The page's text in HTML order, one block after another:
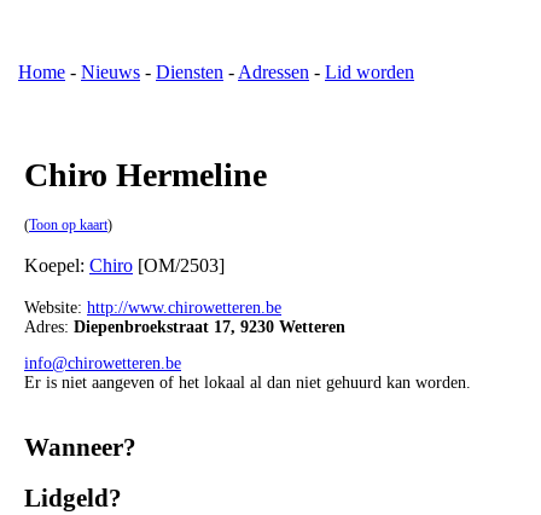
Home - Nieuws - Diensten - Adressen - Lid worden
Chiro Hermeline
(Toon op kaart)
Koepel: Chiro [OM/2503]
Website: http://www.chirowetteren.be
Adres: Diepenbroekstraat 17, 9230 Wetteren
info@chirowetteren.be
Er is niet aangeven of het lokaal al dan niet gehuurd kan worden.
Wanneer?
Lidgeld?